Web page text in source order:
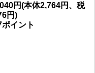
円(本体2,764円、税
円)
ポイント